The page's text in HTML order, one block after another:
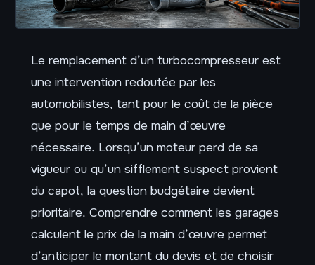
Le remplacement d’un turbocompresseur est
une intervention redoutée par les
automobilistes, tant pour le coût de la pièce
que pour le temps de main d’œuvre
nécessaire. Lorsqu’un moteur perd de sa
vigueur ou qu’un sifflement suspect provient
du capot, la question budgétaire devient
prioritaire. Comprendre comment les garages
calculent le prix de la main d’œuvre permet
d’anticiper le montant du devis et de choisir